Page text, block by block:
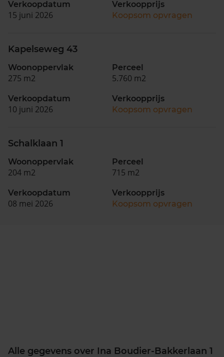
Verkoopdatum
15 juni 2026
Verkoopprijs
Koopsom opvragen
Kapelseweg 43
Woonoppervlak
275 m2
Perceel
5.760 m2
Verkoopdatum
10 juni 2026
Verkoopprijs
Koopsom opvragen
Schalklaan 1
Woonoppervlak
204 m2
Perceel
715 m2
Verkoopdatum
08 mei 2026
Verkoopprijs
Koopsom opvragen
Alle gegevens over Ina Boudier-Bakkerlaan 1